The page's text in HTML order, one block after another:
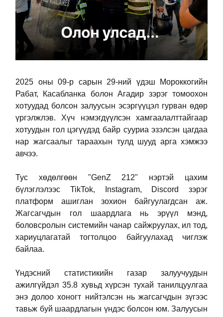
2025 оны 09-р сарын 29-ний үдэш Мороккогийн
Рабат, Касабланка болон Агадир зэрэг томоохон
хотуудад болсон залуусын эсэргүүцэл гурван өдөр
үргэлжлэв. Хүч нэмэгдүүлсэн хамгаалалттайгаар
хотуудын гол цэгүүдэд байр сууриа эзэлсэн цагдаа
нар жагсаалыг тараахын тулд шууд арга хэмжээ
авчээ.
Тус хөдөлгөөн "GenZ 212" нэртэй цахим
бүлэглэлээс TikTok, Instagram, Discord зэрэг
платформ ашиглан зохион байгуулагдсан аж.
Жагсагчдын гол шаардлага нь эрүүл мэнд,
боловсролын системийн чанар сайжруулах, ил тод,
хариуцлагатай тогтолцоо байгуулахад чиглэж
байлаа.
Үндэсний статистикийн газар залуучуудын
ажилгүйдэл 35.8 хувьд хүрсэн тухай танилцуулгаа
энэ долоо хоногт нийтэлсэн нь жагсагчдын зүгээс
тавьж буй шаардлагын үндэс болсон юм. Залуусын